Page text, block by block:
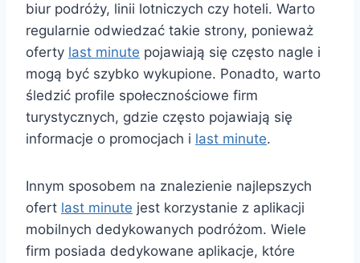
biur podróży, linii lotniczych czy hoteli. Warto
regularnie odwiedzać takie strony, ponieważ
oferty last minute pojawiają się często nagle i
mogą być szybko wykupione. Ponadto, warto
śledzić profile społecznościowe firm
turystycznych, gdzie często pojawiają się
informacje o promocjach i last minute.
Innym sposobem na znalezienie najlepszych
ofert last minute jest korzystanie z aplikacji
mobilnych dedykowanych podróżom. Wiele
firm posiada dedykowane aplikacje, które